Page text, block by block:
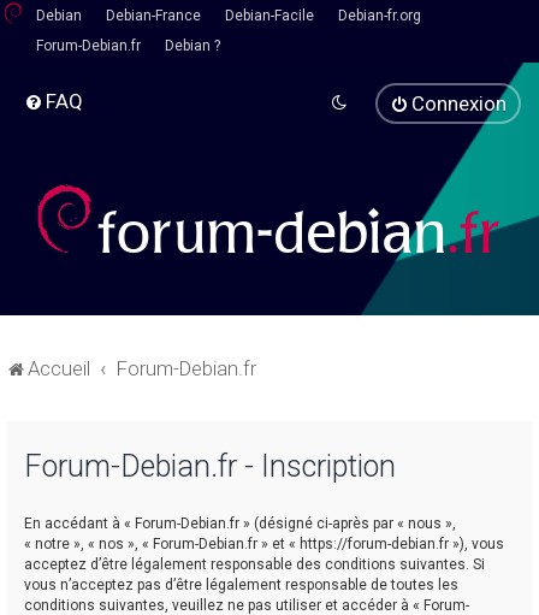
Debian Debian-France Debian-Facile
Debian-fr.org
Forum-Debian.fr
Debian ?
FAQ Connexion
Accueil Forum-Debian.fr
Forum-Debian.fr - Inscription
En accédant à « Forum-Debian.fr » (désigné ci-après par « nous »,
« notre », « nos », « Forum-Debian.fr » et « https://forum-debian.fr »), vous
acceptez d’être légalement responsable des conditions suivantes. Si
vous n’acceptez pas d’être légalement responsable de toutes les
conditions suivantes, veuillez ne pas utiliser et accéder à « Forum-